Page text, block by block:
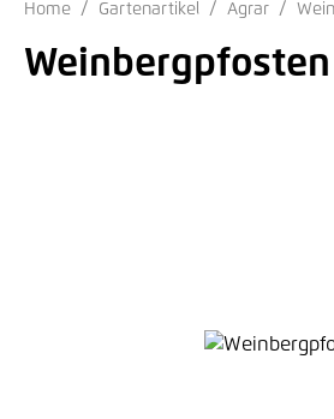
Home Gartenartikel Agrar
Bildergalerie überspringen